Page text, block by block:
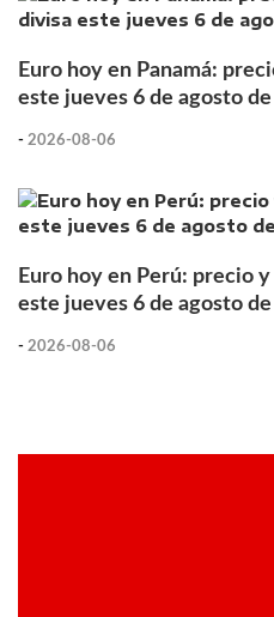
Euro hoy en Panamá:
este jueves 6 de agosto
- 2026-08-06
Euro hoy en Perú: precio
este jueves 6 de agosto
- 2026-08-06